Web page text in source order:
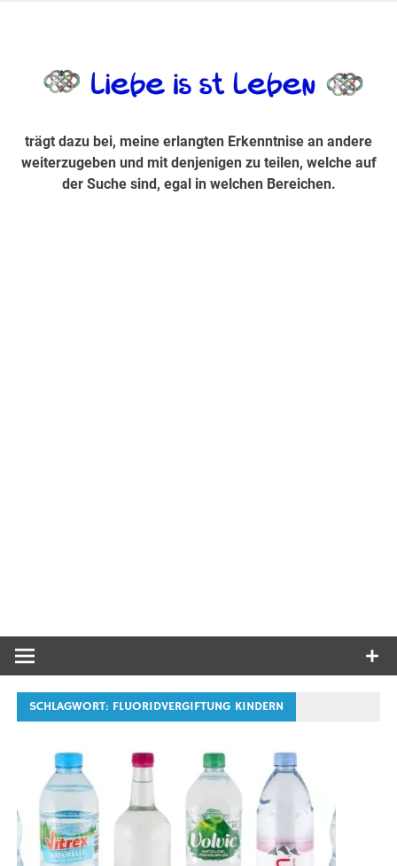
Suche sind, egal in welchen Bereichen.
trägt dazu bei, meine erlangten Erkenntnise an andere
weiterzugeben und mit denjenigen zu teilen, welche auf
der Suche sind, egal in welchen Bereichen.
SCHLAGWORT: FLUORIDVERGIFTUNG KINDERN